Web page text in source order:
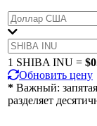
1 SHIBA INU =
Обновить цену
* Важный:
разделяет